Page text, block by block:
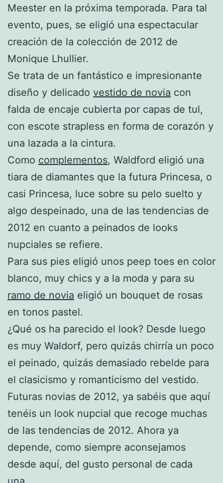
Meester en la próxima temporada. Para tal
evento, pues, se eligió una espectacular
creación de la colección de 2012 de
Monique Lhullier.
Se trata de un fantástico e impresionante
diseño y delicado vestido de novia con
falda de encaje cubierta por capas de tul,
con escote strapless en forma de corazón y
una lazada a la cintura.
Como complementos, Waldford eligió una
tiara de diamantes que la futura Princesa, o
casi Princesa, luce sobre su pelo suelto y
algo despeinado, una de las tendencias de
2012 en cuanto a peinados de looks
nupciales se refiere.
Para sus pies eligió unos peep toes en color
blanco, muy chics y a la moda y para su
ramo de novia eligió un bouquet de rosas
en tonos pastel.
¿Qué os ha parecido el look? Desde luego
es muy Waldorf, pero quizás chirría un poco
el peinado, quizás demasiado rebelde para
el clasicismo y romanticismo del vestido.
Futuras novias de 2012, ya sabéis que aquí
tenéis un look nupcial que recoge muchas
de las tendencias de 2012. Ahora ya
depende, como siempre aconsejamos
desde aquí, del gusto personal de cada